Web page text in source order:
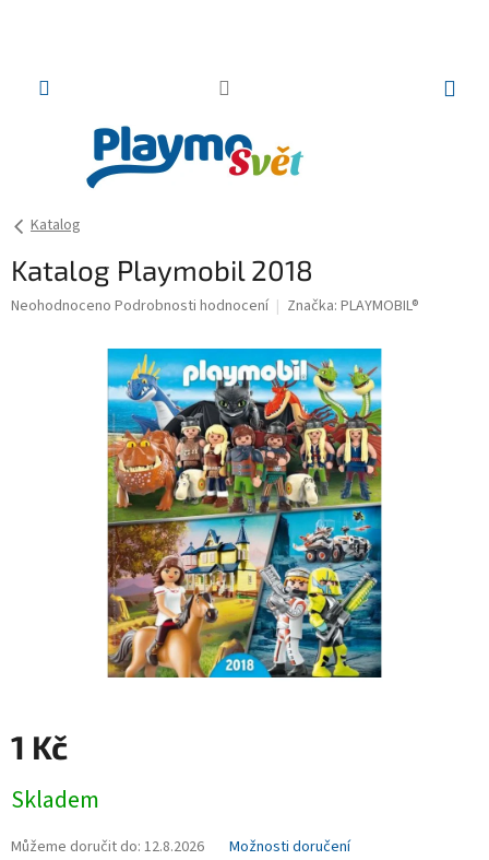
Katalog
Katalog Playmobil 2018
Průměrné
Neohodnoceno Podrobnosti hodnocení Značka: PLAYMOBIL®
1 Kč
cena:
Skladem
Můžeme doručit do: 12.8.2026 Možnosti doručení